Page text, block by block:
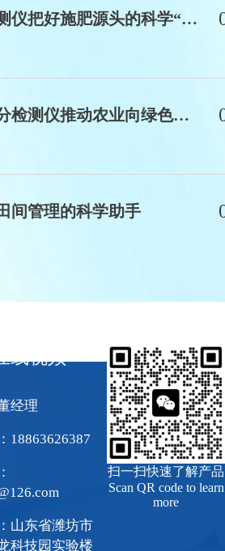
肥料养分检测仪把好施肥源头的科学“质检员”
土壤肥料养分检测仪推动农业向绿色低碳方向转型
间管理的科学助手
线视频
董经理
18863626387
：山东省潍坊市
科技园实验楼
扫一扫快速了解产品
Scan QR code to learn
more